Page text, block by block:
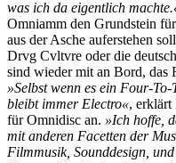
was ich da eigentlich
Omniamm den Grundstein
aus der Asche auferstehen
Drvg Cvltvre oder die
sind wieder mit an Bord, das
»Selbst wenn es ein Four-
bleibt immer Electro«, erklärt
für Omnidisc an. »Ich hoffe,
mit anderen Facetten der
Filmmusik, Sounddesign,